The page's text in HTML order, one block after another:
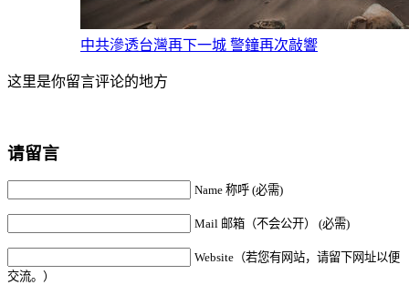
中共滲透台灣再下一城 警鐘再次敲響
这里是你留言评论的地方
请留言
Name 称呼 (必需)
Mail 邮箱（不会公开） (必需)
Website（若您有网站，请留下网址以便
交流。）